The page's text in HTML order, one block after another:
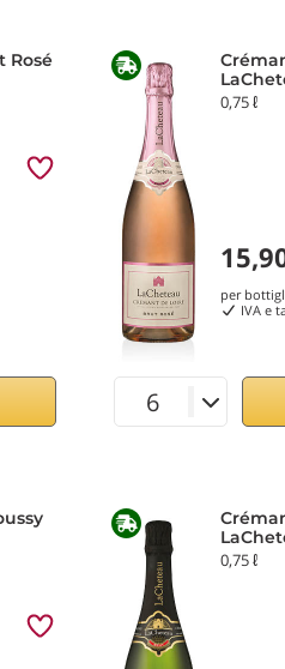
Rosé
0,75 ℓ
per
IVA e
0,75 ℓ